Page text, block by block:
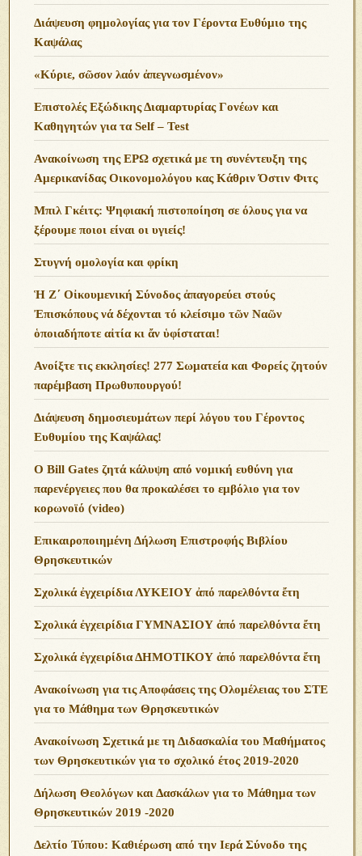
Διάψευση φημολογίας για τον Γέροντα Ευθύμιο της
Καψάλας
«Κύριε, σῶσον λαόν ἀπεγνωσμένον»
Επιστολές Εξώδικης Διαμαρτυρίας Γονέων και
Καθηγητών για τα Self – Test
Ανακοίνωση της ΕΡΩ σχετικά με τη συνέντευξη της
Αμερικανίδας Οικονομολόγου κας Κάθριν Όστιν Φιτς
Μπιλ Γκέιτς: Ψηφιακή πιστοποίηση σε όλους για να
ξέρουμε ποιοι είναι οι υγιείς!
Στυγνή ομολογία και φρίκη
Ἡ Ζ΄ Οἰκουμενική Σύνοδος ἀπαγορεύει στούς
Ἐπισκόπους νά δέχονται τό κλείσιμο τῶν Ναῶν
ὁποιαδήποτε αἰτία κι ἄν ὑφίσταται!
Ανoίξτε τις εκκλησίες! 277 Σωματεία και Φορείς ζητούν
παρέμβαση Πρωθυπουργού!
Διάψευση δημοσιευμάτων περί λόγου του Γέροντος
Ευθυμίου της Καψάλας!
O Bill Gates ζητά κάλυψη από νομική ευθύνη για
παρενέργειες που θα προκαλέσει το εμβόλιο για τον
κορωνοϊό (video)
Επικαιροποιημένη Δήλωση Επιστροφής Βιβλίου
Θρησκευτικών
Σχολικά ἐγχειρίδια ΛΥΚΕΙΟΥ ἀπό παρελθόντα ἔτη
Σχολικά ἐγχειρίδια ΓΥΜΝΑΣΙΟΥ ἀπό παρελθόντα ἔτη
Σχολικά ἐγχειρίδια ΔΗΜΟΤΙΚΟΥ ἀπό παρελθόντα ἔτη
Ανακοίνωση για τις Αποφάσεις της Ολομέλειας του ΣΤΕ
για το Μάθημα των Θρησκευτικών
Ανακοίνωση Σχετικά με τη Διδασκαλία του Μαθήματος
των Θρησκευτικών για το σχολικό έτος 2019-2020
Δήλωση Θεολόγων και Δασκάλων για το Μάθημα των
Θρησκευτικών 2019 -2020
Δελτίο Τύπου: Καθιέρωση από την Ιερά Σύνοδο της